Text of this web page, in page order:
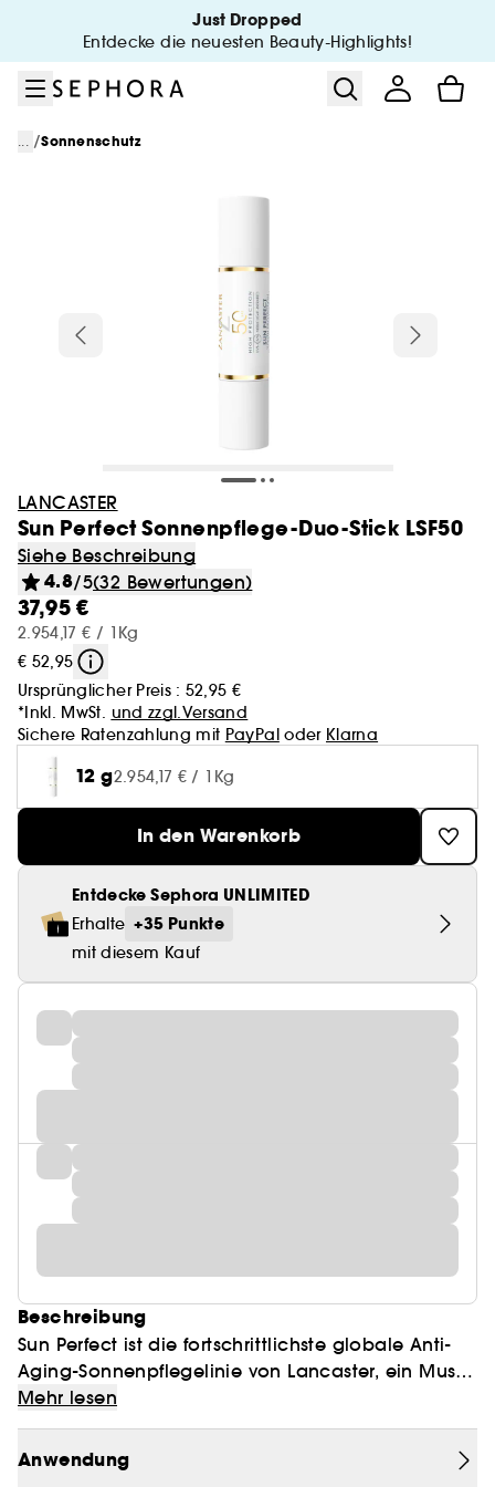
Just Dropped
Entdecke die neuesten Beauty-Highlights!
... /Sonnenschutz
LANCASTER
Sun Perfect Sonnenpflege-Duo-Stick LSF50
Siehe Beschreibung
4.8/5(32 Bewertungen)
37,95 €
2.954,17 € / 1Kg
€ 52,95
Ursprünglicher Preis : 52,95 €
*Inkl. MwSt. und zzgl.Versand
Sichere Ratenzahlung mit PayPaloder Klarna
12 g2.954,17 € / 1Kg
In den Warenkorb
Entdecke Sephora UNLIMITED
Erhalte +35 Punkte
mit diesem Kauf
Beschreibung
Sun Perfect ist die fortschrittlichste globale Anti-
Aging-Sonnenpflegelinie von Lancaster, ein Must-
have für Sonnenschutz und Hautpflege, welches
das ganze Jahr über verwendet werden kann.
Der Sonnenpflege-Duo-Stick LSF50 Sun Perfect
Mehr lesen
Anwendung